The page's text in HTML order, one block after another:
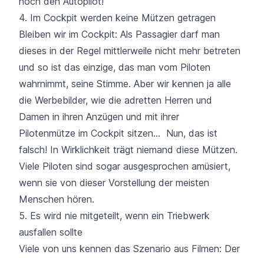
4. Im Cockpit werden keine Mützen getragen
Bleiben wir im Cockpit: Als Passagier darf man
dieses in der Regel mittlerweile nicht mehr betreten
und so ist das einzige, das man vom Piloten
wahrnimmt, seine Stimme. Aber wir kennen ja alle
die Werbebilder, wie die adretten Herren und
Damen in ihren Anzügen und mit ihrer
Pilotenmütze im Cockpit sitzen… Nun, das ist
falsch! In Wirklichkeit trägt niemand diese Mützen.
Viele Piloten sind sogar ausgesprochen amüsiert,
wenn sie von dieser Vorstellung der meisten
Menschen hören.
5. Es wird nie mitgeteilt, wenn ein Triebwerk
ausfallen sollte
Viele von uns kennen das Szenario aus Filmen: Der